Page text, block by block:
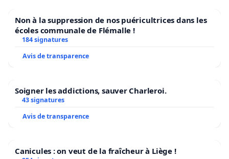
Non à la suppression de nos puéricultrices dans les
écoles communale de Flémalle !
184 signatures
Avis de transparence
Soigner les addictions, sauver Charleroi.
43 signatures
Avis de transparence
Canicules : on veut de la fraîcheur à Liège !